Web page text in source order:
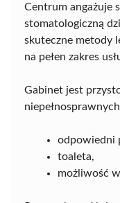
Centrum angażuje
stomatologiczną
skuteczne metody
na pełen zakres
Gabinet jest
odpowiedni
toaleta,
możliwość